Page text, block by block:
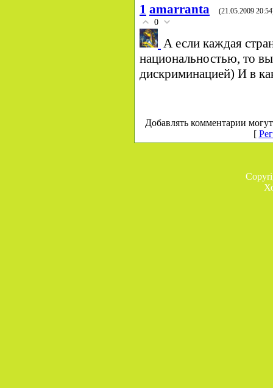
1 amarranta (21.05.2009
0
А если каждая
национальностью, то
дискриминацией) И в
Добавлять комментарии
[